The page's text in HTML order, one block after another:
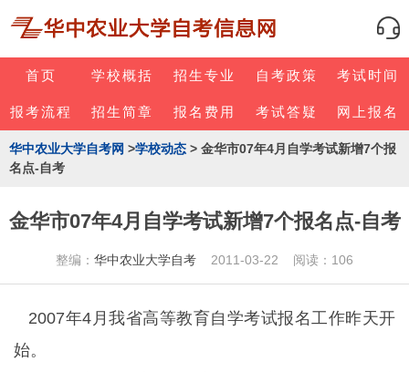
首页 学校概括 招生专业 自考政策 考试时间
报考流程 招生简章 报名费用 考试答疑 网上报名
华中农业大学自考网 >学校动态 > 金华市07年4月自学考试新增7个报
名点-自考
金华市07年4月自学考试新增7个报名点-自考
整编： 华中农业大学自考 2011-03-22 阅读：106
2007年4月我省高等教育自学考试报名工作昨天开
始。